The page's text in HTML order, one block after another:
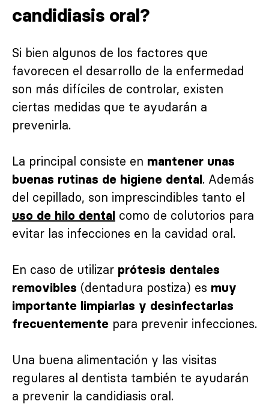
candidiasis oral?
Si bien algunos de los factores que
favorecen el desarrollo de la enfermedad
son más difíciles de controlar, existen
ciertas medidas que te ayudarán a
prevenirla.
La principal consiste en mantener unas
buenas rutinas de higiene dental. Además
del cepillado, son imprescindibles tanto el
uso de hilo dental como de colutorios para
evitar las infecciones en la cavidad oral.
En caso de utilizar prótesis dentales
removibles (dentadura postiza) es muy
importante limpiarlas y desinfectarlas
frecuentemente para prevenir infecciones.
Una buena alimentación y las visitas
regulares al dentista también te ayudarán
a prevenir la candidiasis oral.